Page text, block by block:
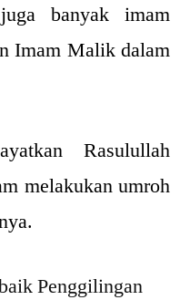
banyak imam
Imam Malik dalam
Rasulullah
melakukan umroh